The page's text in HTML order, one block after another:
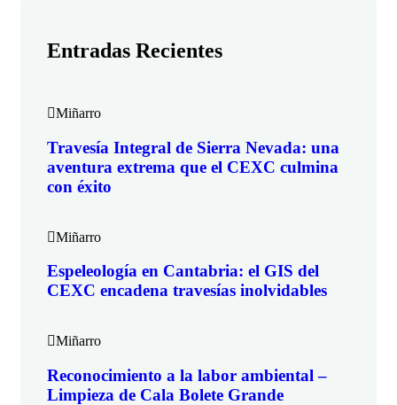
Entradas Recientes
Miñarro
Travesía Integral de Sierra Nevada: una
aventura extrema que el CEXC culmina
con éxito
Miñarro
Espeleología en Cantabria: el GIS del
CEXC encadena travesías inolvidables
Miñarro
Reconocimiento a la labor ambiental –
Limpieza de Cala Bolete Grande